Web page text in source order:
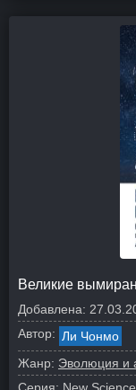
Великие
Добавлена:
Автор: Ли Чонмо
Жанр: Эволюция и